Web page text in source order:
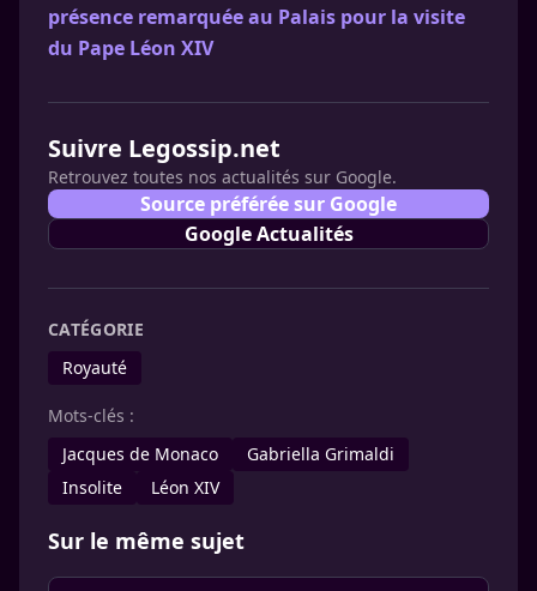
présence remarquée au Palais pour la visite
du Pape Léon XIV
Suivre Legossip.net
Retrouvez toutes nos actualités sur Google.
Source préférée sur Google
Google Actualités
CATÉGORIE
Royauté
Mots-clés :
Jacques de Monaco
Gabriella Grimaldi
Insolite
Léon XIV
Sur le même sujet